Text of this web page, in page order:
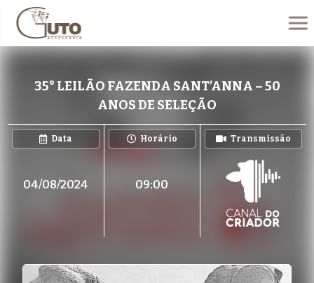
35° LEILÃO FAZENDA SANT’ANNA – 50
ANOS DE SELEÇÃO
Data
04/08/2024
Horário
09:00
Transmissão